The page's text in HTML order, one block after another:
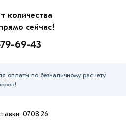
07.08.26
количества
сейчас!
69-43
оплаты по безналичному расчету